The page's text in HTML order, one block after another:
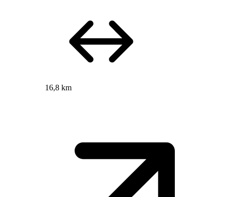
16,8 km